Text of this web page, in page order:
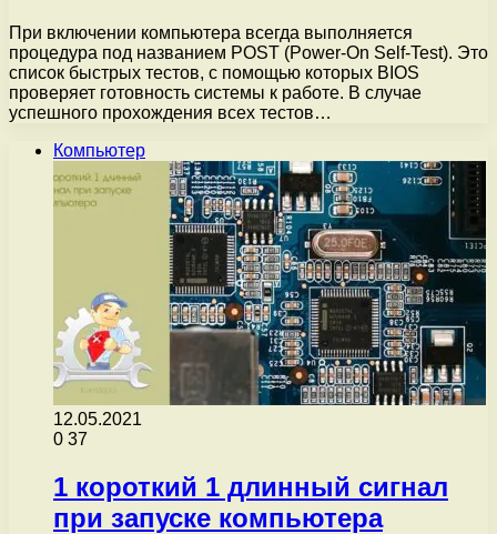
При включении компьютера всегда выполняется
процедура под названием POST (Power-On Self-Test). Это
список быстрых тестов, с помощью которых BIOS
проверяет готовность системы к работе. В случае
успешного прохождения всех тестов…
Компьютер
12.05.2021
0 37
1 короткий 1 длинный сигнал
при запуске компьютера